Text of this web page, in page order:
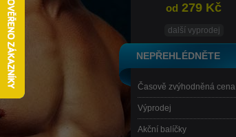
od 279 Kč
další vyprodej
NEPŘEHLÉDNĚTE
Časově zvýhodněná cena
Výprodej
Akční balíčky